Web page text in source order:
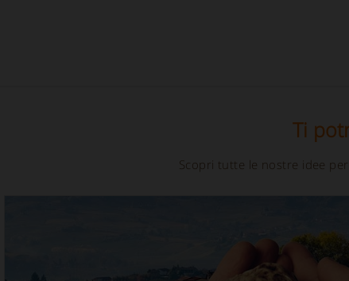
Ti
Scopri tutte le nostre idee